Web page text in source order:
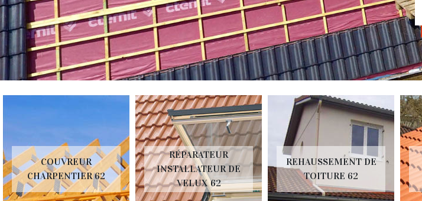
COUVREUR
CHARPENTIER 62
RÉPARATEUR
INSTALLATEUR DE
VELUX 62
REHAUSSEMENT DE
TOITURE 62